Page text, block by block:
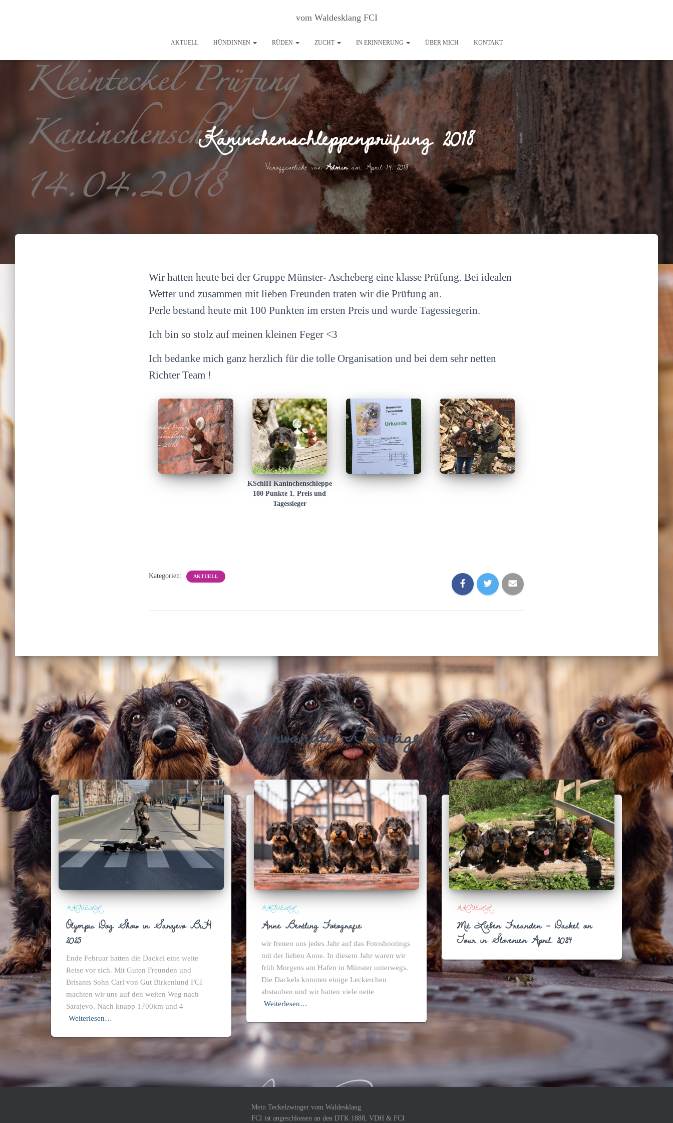
vom Waldesklang FCI
AKTUELL HÜNDINNEN RÜDEN ZUCHT IN ERINNERUNG ÜBER MICH KONTAKT
Kaninchenschleppenprüfung 2018
Veröffentlicht vonAdminam April 14, 2018
Wir hatten heute bei der Gruppe Münster- Ascheberg eine klasse Prüfung. Bei idealen
Wetter und zusammen mit lieben Freunden traten wir die Prüfung an.
Perle bestand heute mit 100 Punkten im ersten Preis und wurde Tagessiegerin.
Ich bin so stolz auf meinen kleinen Feger <3
Ich bedanke mich ganz herzlich für die tolle Organisation und bei dem sehr netten
Richter Team !
KSchlH Kaninchenschleppe
100 Punkte 1. Preis und
Tagessieger
Kategorien: AKTUELL
Verwandte Beiträge
AKTUELL
Olympic Dog Show in Sarajevo BiH
2025
Ende Februar hatten die Dackel eine weite
Reise vor sich. Mit Guten Freunden und
Brisants Sohn Carl von Gut Birkenlund FCI
machten wir uns auf den weiten Weg nach
Sarajevo. Nach knapp 1700km und 4
Weiterlesen…
AKTUELL
Anne Bertling Fotografie
wir freuen uns jedes Jahr auf das Fotoshootings
mit der lieben Anne. In diesem Jahr waren wir
früh Morgens am Hafen in Münster unterwegs.
Die Dackels konnten einige Leckerchen
abstauben und wir hatten viele nette
Weiterlesen…
AKTUELL
Mit Lieben Freunden – Dackel on
Tour in Slovenien April. 2024
Mein Teckelzwinger vom Waldesklang
FCI ist angeschlossen an den DTK 1888, VDH & FCI